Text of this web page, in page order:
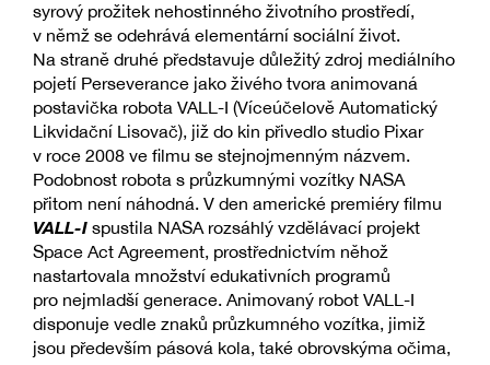
syrový prožitek nehostinného životního prostředí,
v němž se odehrává elementární sociální život.
Na straně druhé představuje důležitý zdroj mediálního
pojetí Perseverance jako živého tvora animovaná
postavička robota VALL-I (Víceúčelově Automatický
Likvidační Lisovač), již do kin přivedlo studio Pixar
v roce 2008 ve filmu se stejnojmenným názvem.
Podobnost robota s průzkumnými vozítky NASA
přitom není náhodná. V den americké premiéry filmu
VALL-I spustila NASA rozsáhlý vzdělávací projekt
Space Act Agreement, prostřednictvím něhož
nastartovala množství edukativních programů
pro nejmladší generace. Animovaný robot VALL-I
disponuje vedle znaků průzkumného vozítka, jimiž
jsou především pásová kola, také obrovskýma očima,